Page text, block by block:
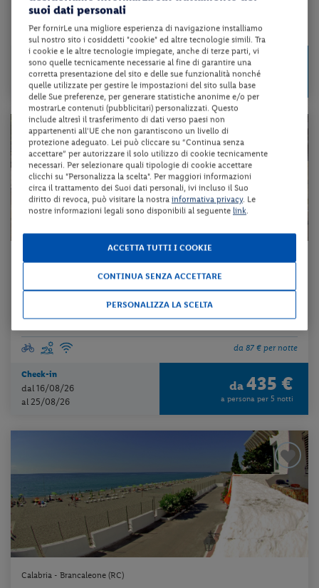
da 70 € per notte
Check-in
il 13/09/26 da489 €
a persona per 7 notti
da 87 € per notte
Check-in
dal 16/08/26
al 25/08/26
da 435 €
a persona per 5 notti
Calabria - Brancaleone (RC)
suoi dati personali
Per fornirLe una migliore esperienza di navigazione installiamo
sul nostro sito i cosiddetti "cookie" ed altre tecnologie simili. Tra
i cookie e le altre tecnologie impiegate, anche di terze parti, vi
sono quelle tecnicamente necessarie al fine di garantire una
corretta presentazione del sito e delle sue funzionalità nonché
quelle utilizzate per gestire le impostazioni del sito sulla base
delle Sue preferenze, per generare statistiche anonime e/o per
mostrarLe contenuti (pubblicitari) personalizzati. Questo
include altresì il trasferimento di dati verso paesi non
appartenenti all'UE che non garantiscono un livello di
protezione adeguato. Lei può cliccare su “Continua senza
accettare” per autorizzare il solo utilizzo di cookie tecnicamente
necessari. Per selezionare quali tipologie di cookie accettare
clicchi su "Personalizza la scelta". Per maggiori informazioni
circa il trattamento dei Suoi dati personali, ivi incluso il Suo
diritto di revoca, può visitare la nostra informativa privacy. Le
nostre informazioni legali sono disponibili al seguente link.
ACCETTA TUTTI I COOKIE
CONTINUA SENZA ACCETTARE
PERSONALIZZA LA SCELTA